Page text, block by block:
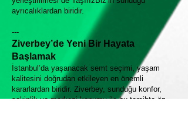
ayrıcalıklardan biridir.
---
Ziverbey’de Yeni Bir Hayata
Başlamak
İstanbul’da yaşanacak semt seçimi, yaşam
kalitesini doğrudan etkileyen en önemli
kararlardan biridir. Ziverbey, sunduğu konfor,
sakinlik ve merkezi konumu ile bu tercihte ön